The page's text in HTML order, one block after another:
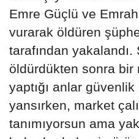
Emre Güçlü ve
vurarak öldüren
tarafından
öldürdükten sonra bir
yaptığı anlar güvenlik
yansırken, market
tanımıyorsun ama